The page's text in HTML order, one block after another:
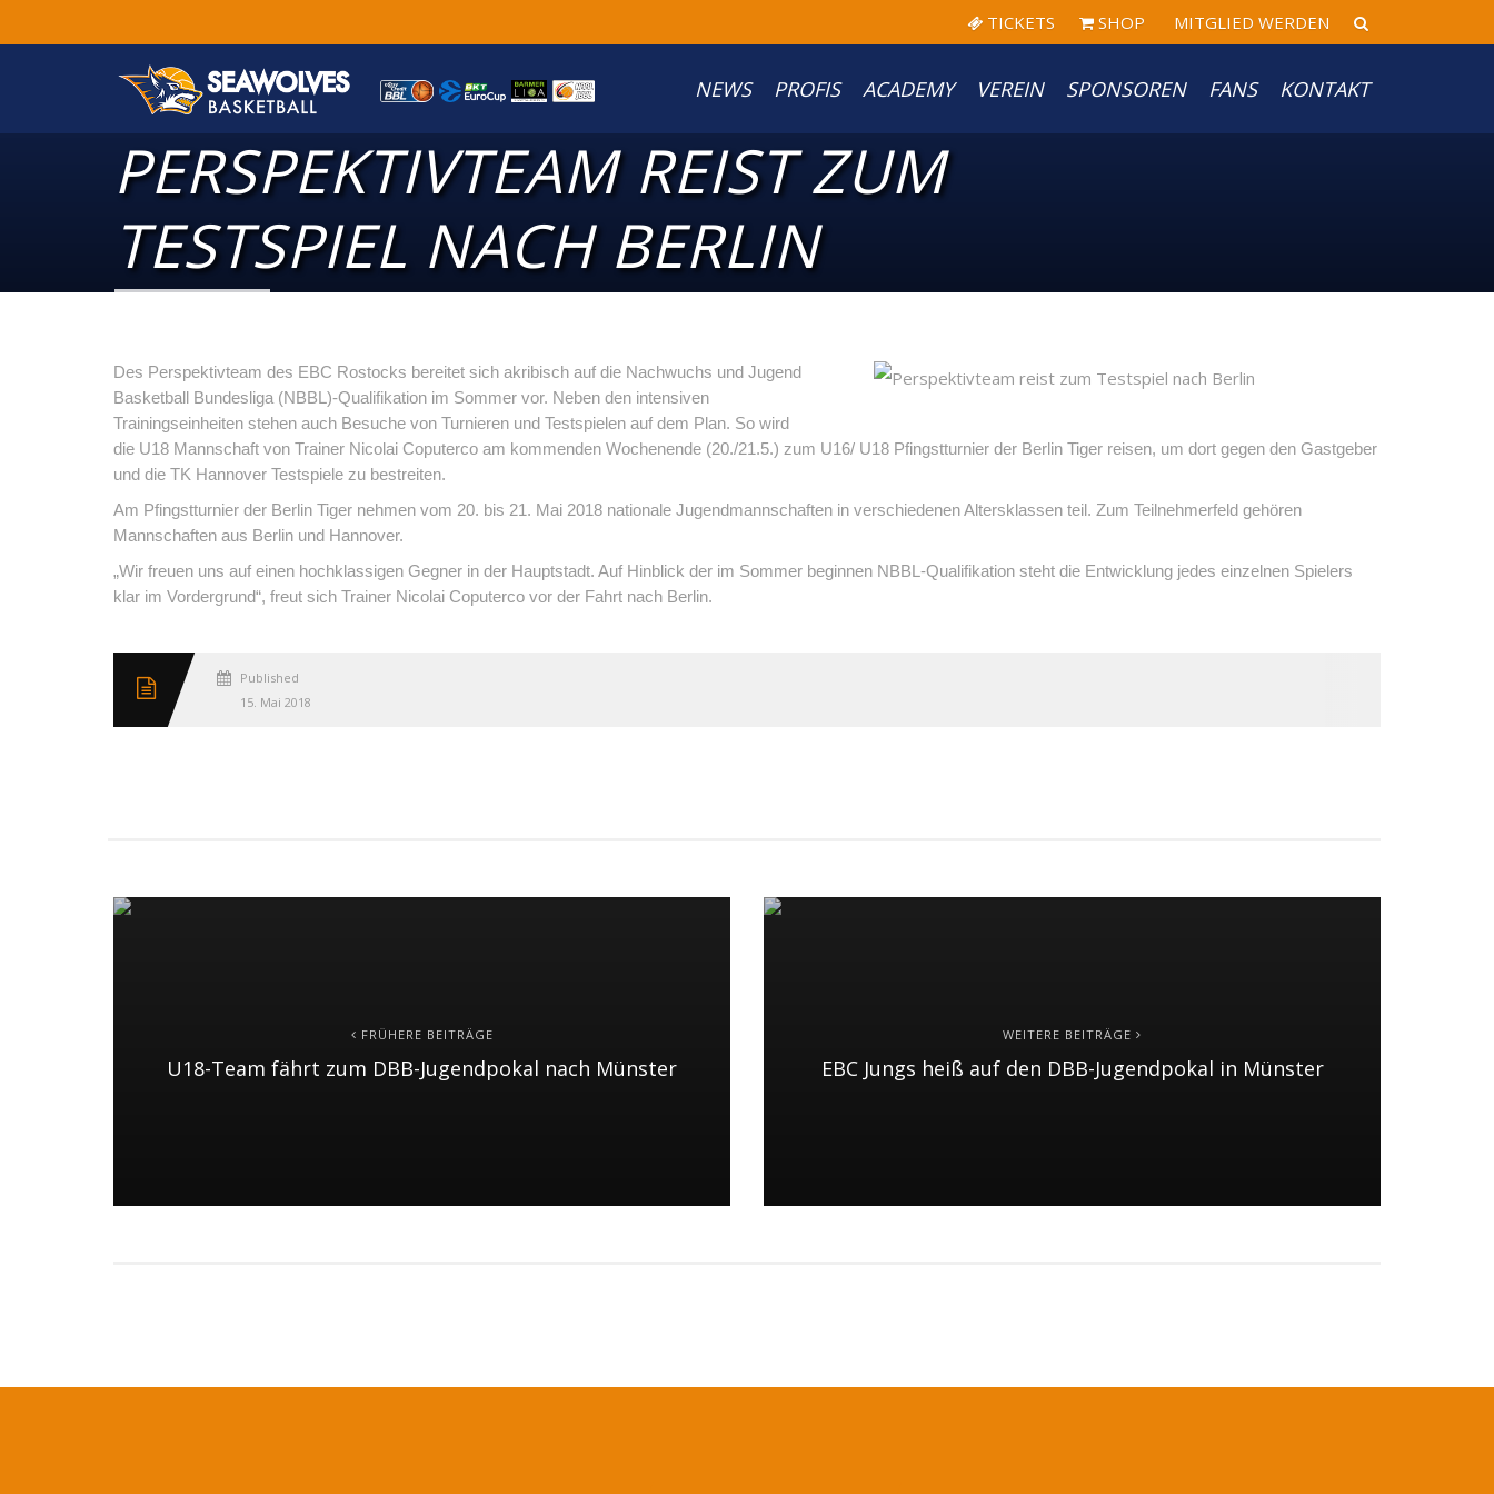
TICKETS SHOP MITGLIED WERDEN
NEWS PROFIS ACADEMY VEREIN SPONSOREN FANS KONTAKT
PERSPEKTIVTEAM REIST ZUM
TESTSPIEL NACH BERLIN
Des Perspektivteam des EBC Rostocks bereitet sich akribisch auf die Nachwuchs und Jugend
Basketball Bundesliga (NBBL)-Qualifikation im Sommer vor. Neben den intensiven
Trainingseinheiten stehen auch Besuche von Turnieren und Testspielen auf dem Plan. So wird
die U18 Mannschaft von Trainer Nicolai Coputerco am kommenden Wochenende (20./21.5.) zum U16/ U18 Pfingstturnier der Berlin Tiger reisen, um dort gegen den Gastgeber
und die TK Hannover Testspiele zu bestreiten.
Am Pfingstturnier der Berlin Tiger nehmen vom 20. bis 21. Mai 2018 nationale Jugendmannschaften in verschiedenen Altersklassen teil. Zum Teilnehmerfeld gehören
Mannschaften aus Berlin und Hannover.
„Wir freuen uns auf einen hochklassigen Gegner in der Hauptstadt. Auf Hinblick der im Sommer beginnen NBBL-Qualifikation steht die Entwicklung jedes einzelnen Spielers
klar im Vordergrund“, freut sich Trainer Nicolai Coputerco vor der Fahrt nach Berlin.
Published
15. Mai 2018
FRÜHERE BEITRÄGE
U18-Team fährt zum DBB-Jugendpokal nach Münster
WEITERE BEITRÄGE
EBC Jungs heiß auf den DBB-Jugendpokal in Münster